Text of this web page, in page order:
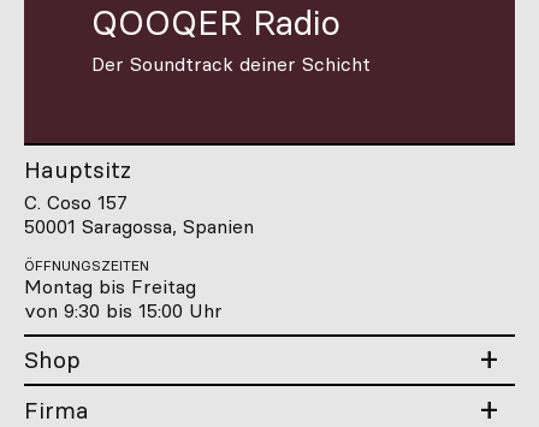
QOOQER Radio
Der Soundtrack deiner Schicht
Hauptsitz
C. Coso 157
50001 Saragossa, Spanien
ÖFFNUNGSZEITEN
Montag bis Freitag
von 9:30 bis 15:00 Uhr
Shop
Firma